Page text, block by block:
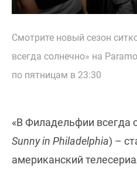
Смотрите новый сезон
всегда солнечно» на
по пятницам в 23:30
«В Филадельфии всегда
Sunny in Philadelphia) –
американский